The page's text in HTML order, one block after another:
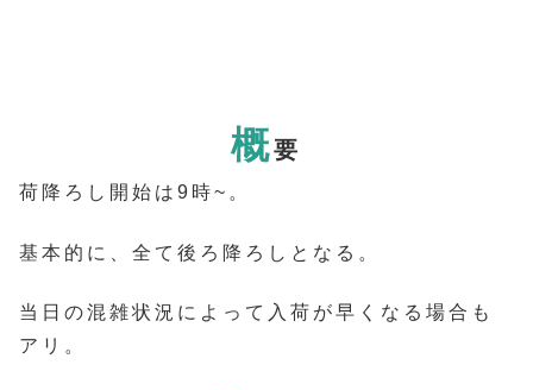
概要
荷降ろし開始は9時~。
基本的に、全て後ろ降ろしとなる。
当日の混雑状況によって入荷が早くなる場合も
アリ。